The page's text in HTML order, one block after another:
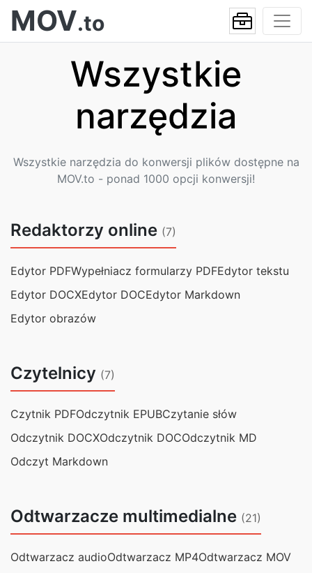
MOV.to
Wszystkie
narzędzia
Wszystkie narzędzia do konwersji plików dostępne na
MOV.to - ponad 1000 opcji konwersji!
Redaktorzy online (7)
Edytor PDFWypełniacz formularzy PDFEdytor tekstu
Edytor DOCXEdytor DOCEdytor Markdown
Edytor obrazów
Czytelnicy (7)
Czytnik PDFOdczytnik EPUBCzytanie słów
Odczytnik DOCXOdczytnik DOCOdczytnik MD
Odczyt Markdown
Odtwarzacze multimedialne (21)
Odtwarzacz audioOdtwarzacz MP4Odtwarzacz MOV